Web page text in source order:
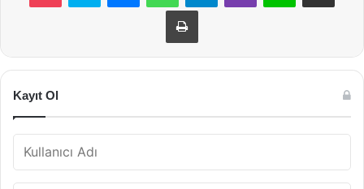
Yazdır
Kayıt Ol